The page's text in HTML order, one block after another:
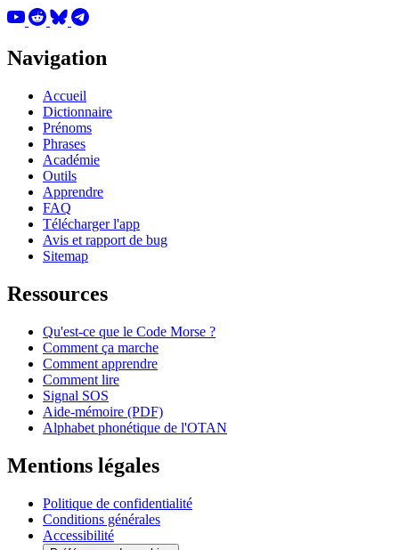
Navigation
Accueil
Dictionnaire
Prénoms
Phrases
Académie
Outils
Apprendre
FAQ
Télécharger l'app
Avis et rapport de bug
Sitemap
Ressources
Qu'est-ce que le Code Morse ?
Comment ça marche
Comment apprendre
Comment lire
Signal SOS
Aide-mémoire (PDF)
Alphabet phonétique de l'OTAN
Mentions légales
Politique de confidentialité
Conditions générales
Accessibilité